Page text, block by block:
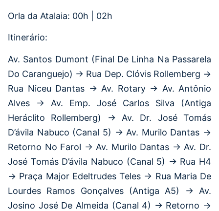
Orla da Atalaia: 00h | 02h
Itinerário:
Av. Santos Dumont (Final De Linha Na Passarela
Do Caranguejo) → Rua Dep. Clóvis Rollemberg →
Rua Niceu Dantas → Av. Rotary → Av. Antônio
Alves → Av. Emp. José Carlos Silva (Antiga
Heráclito Rollemberg) → Av. Dr. José Tomás
D’ávila Nabuco (Canal 5) → Av. Murilo Dantas →
Retorno No Farol → Av. Murilo Dantas → Av. Dr.
José Tomás D’ávila Nabuco (Canal 5) → Rua H4
→ Praça Major Edeltrudes Teles → Rua Maria De
Lourdes Ramos Gonçalves (Antiga A5) → Av.
Josino José De Almeida (Canal 4) → Retorno →